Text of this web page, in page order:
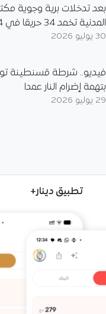
بعد تدخلات برية وجوية
المدنية تخمد 34 حريقا في 24 ساعة
30 يوليو 2026
بتهمة إضرام النار عمدا
29 يوليو 2026
تطبيق دينار+